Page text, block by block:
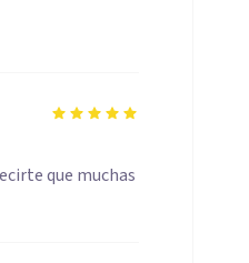
que muchas